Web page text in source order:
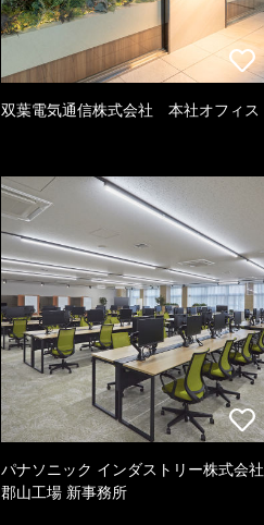
双葉電気通信株式会社 本社オフィス
パナソニック インダストリー株式会社
郡山工場 新事務所